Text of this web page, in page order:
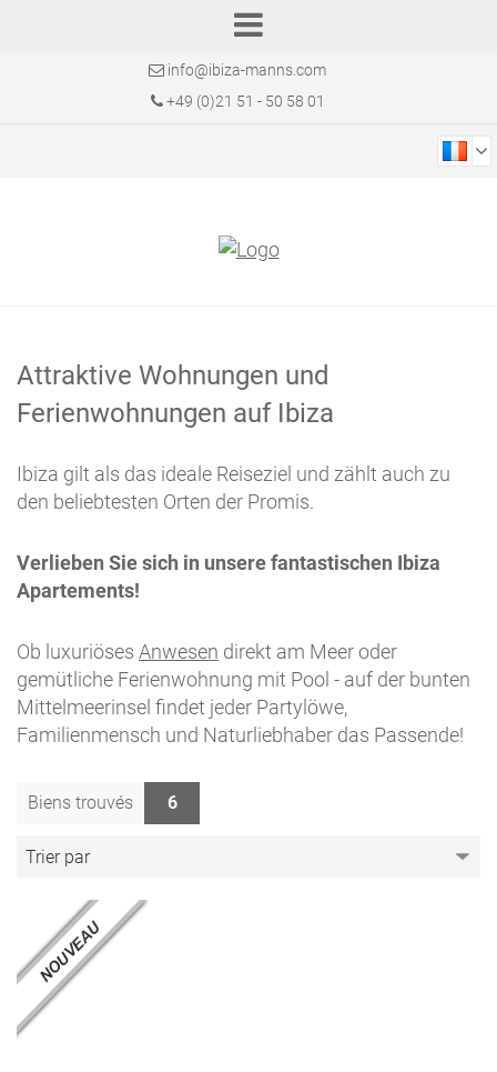
info@ibiza-manns.com
+49 (0)21 51 - 50 58 01
Attraktive Wohnungen und
Ferienwohnungen auf Ibiza
Ibiza gilt als das ideale Reiseziel und zählt auch zu
den beliebtesten Orten der Promis.
Verlieben Sie sich in unsere fantastischen Ibiza
Apartements!
Ob luxuriöses Anwesen direkt am Meer oder
gemütliche Ferienwohnung mit Pool - auf der bunten
Mittelmeerinsel findet jeder Partylöwe,
Familienmensch und Naturliebhaber das Passende!
Biens trouvés 6